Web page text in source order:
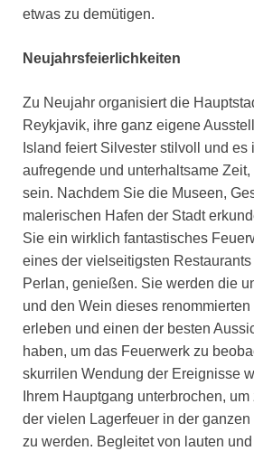
etwas zu demütigen.
Neujahrsfeierlichkeiten
Zu Neujahr organisiert die
Reykjavik, ihre ganz eigene
Island feiert Silvester stilvoll und es
aufregende und unterhaltsame
sein. Nachdem Sie die Museen,
malerischen Hafen der Stadt
Sie ein wirklich fantastisches
eines der vielseitigsten
Perlan, genießen. Sie werden die
und den Wein dieses
erleben und einen der besten
haben, um das Feuerwerk zu
skurrilen Wendung der Ereignisse
Ihrem Hauptgang unterbrochen,
der vielen Lagerfeuer in der
zu werden. Begleitet von lauten